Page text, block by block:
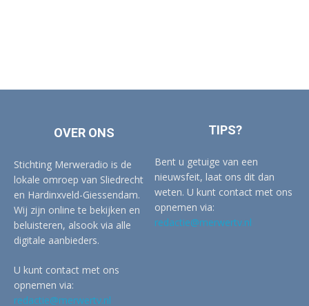
OVER ONS
Stichting Merweradio is de
lokale omroep van Sliedrecht
en Hardinxveld-Giessendam.
Wij zijn online te bekijken en
beluisteren, alsook via alle
digitale aanbieders.
U kunt contact met ons
opnemen via:
redactie@merwertv.nl
TIPS?
Bent u getuige van een
nieuwsfeit, laat ons dit dan
weten. U kunt contact met ons
opnemen via:
redactie@merwertv.nl